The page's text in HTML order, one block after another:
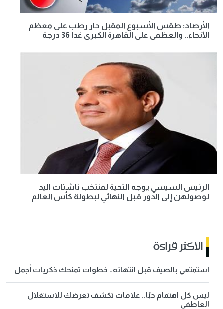
الأرصاد: طقس الأسبوع المقبل حار رطب على معظم
الأنحاء.. والعظمى على القاهرة الكبرى غدا 36 درجة
الرئيس السيسي يوجه التحية لمنتخب ناشئات اليد
لوصولهن إلى الدور قبل النهائي لبطولة كأس العالم
الاكثر قراءة
استمتعي بالصيف قبل انتهائه.. خطوات تمنحك ذكريات أجمل
ليس كل اهتمام حبًا.. علامات تكشف تعرضك للاستغلال
العاطفي